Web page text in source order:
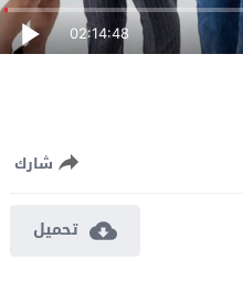
02:14:48
شارك
تحميل